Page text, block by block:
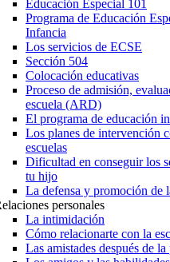
Educación Especial 101
Programa de Educación
Infancia
Los servicios de ECSE
Sección 504
Colocación educativas
Proceso de admisión,
escuela (ARD)
El programa de educación
Los planes de intervención
escuelas
Dificultad en conseguir los
tu hijo
La defensa y promoción de
personales
La intimidación
Cómo relacionarte con la
Las amistades después de